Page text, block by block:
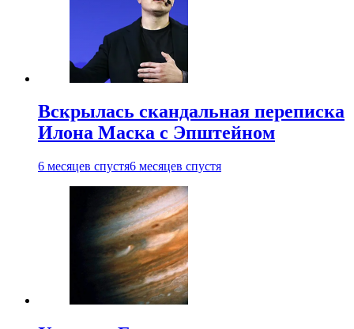
Вскрылась скандальная переписка
Илона Маска с Эпштейном
6 месяцев спустя6 месяцев спустя